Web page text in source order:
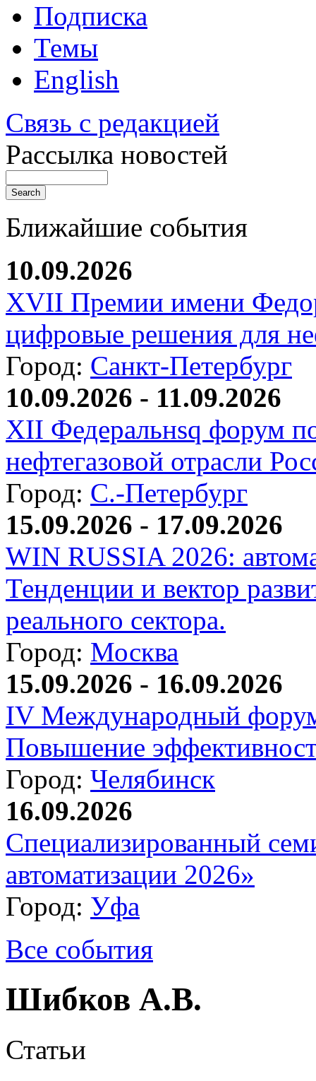
Подписка
Темы
English
Связь с редакцией
Рассылка новостей
Ближайшие события
10.09.2026
XVII Премии имени
цифровые решения для
Город: Санкт-Петербург
10.09.2026 - 11.09.2026
XII Федеральнsq форум
нефтегазовой отрасли
Город: С.-Петербург
15.09.2026 - 17.09.2026
WIN RUSSIA 2026:
Тенденции и вектор
реального сектора.
Город: Москва
15.09.2026 - 16.09.2026
IV Международный
Повышение
Город: Челябинск
16.09.2026
Специализированный
автоматизации 2026»
Город: Уфа
Все события
Шибков А.В.
Статьи